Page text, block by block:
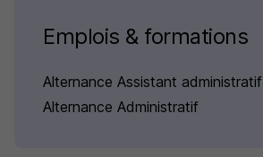
Emplois & formations
Alternance Assistant administratif
Alternance Administratif